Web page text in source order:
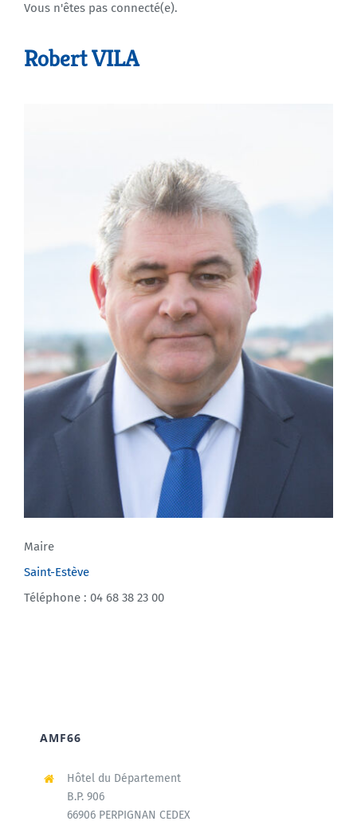
Agenda
Vous n'êtes pas connecté(e).
Robert VILA
Maire
Saint-Estève
Téléphone : 04 68 38 23 00
AMF66
Hôtel du Département
B.P. 906
66906 PERPIGNAN CEDEX